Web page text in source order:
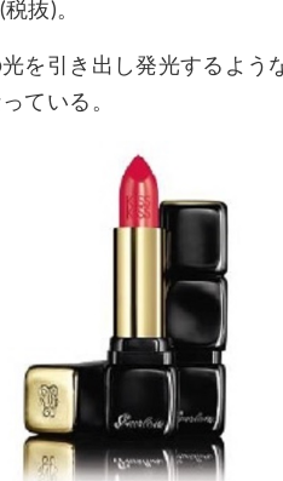
抜)。
を引き出し発光するよう
ている。